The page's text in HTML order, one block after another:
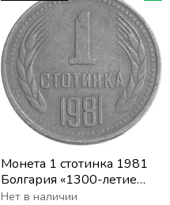
Монета 1 стотинка 1981
Болгария «1300-летие
Болгарии»
Нет в наличии